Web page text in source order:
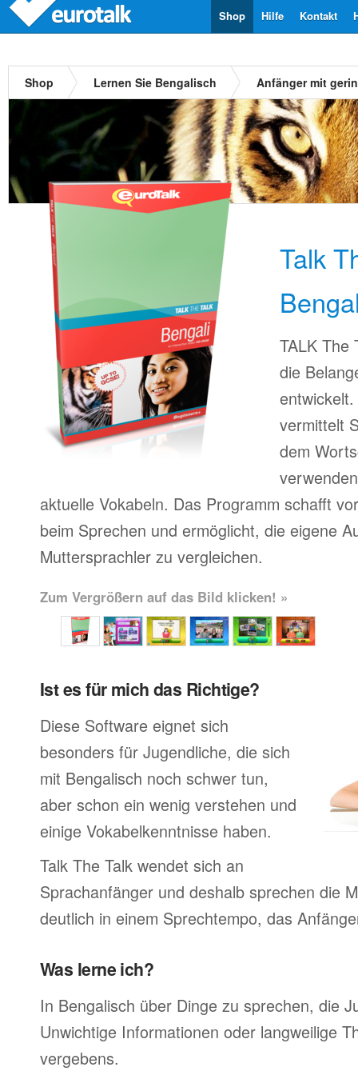
Kontakt
Hilfe
Shop
Shop Lernen Sie Bengalisch Anfänger mit
Talk
TALK The
die
vermittelt
dem
aktuelle Vokabeln. Das Programm schafft
beim Sprechen und ermöglicht, die eigene
Muttersprachler zu vergleichen.
Zum Vergrößern auf das Bild klicken! »
Ist es für mich das Richtige?
Diese Software eignet sich
besonders für Jugendliche, die sich
mit Bengalisch noch schwer tun,
aber schon ein wenig verstehen und
einige Vokabelkenntnisse haben.
Talk The Talk wendet sich an
Sprachanfänger und deshalb sprechen die
deutlich in einem Sprechtempo, das
Was lerne ich?
In Bengalisch über Dinge zu sprechen, die
Unwichtige Informationen oder langweilige
vergebens.